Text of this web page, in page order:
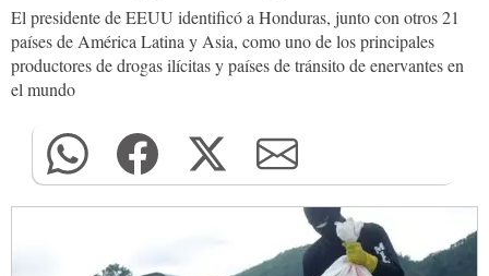
El presidente de EEUU identificó a Honduras, junto con otros 21
países de América Latina y Asia, como uno de los principales
productores de drogas ilícitas y países de tránsito de enervantes en
el mundo